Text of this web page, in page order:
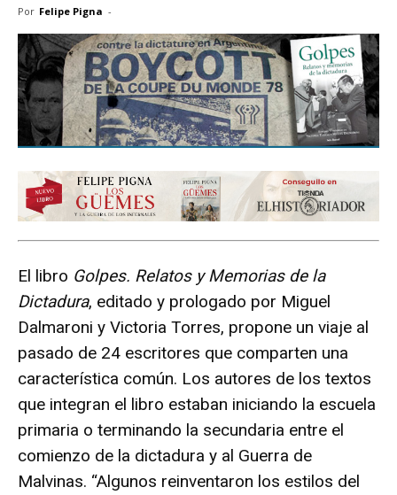
Por Felipe Pigna -
El libro Golpes. Relatos y Memorias de la
Dictadura, editado y prologado por Miguel
Dalmaroni y Victoria Torres, propone un viaje al
pasado de 24 escritores que comparten una
característica común. Los autores de los textos
que integran el libro estaban iniciando la escuela
primaria o terminando la secundaria entre el
comienzo de la dictadura y al Guerra de
Malvinas. “Algunos reinventaron los estilos del